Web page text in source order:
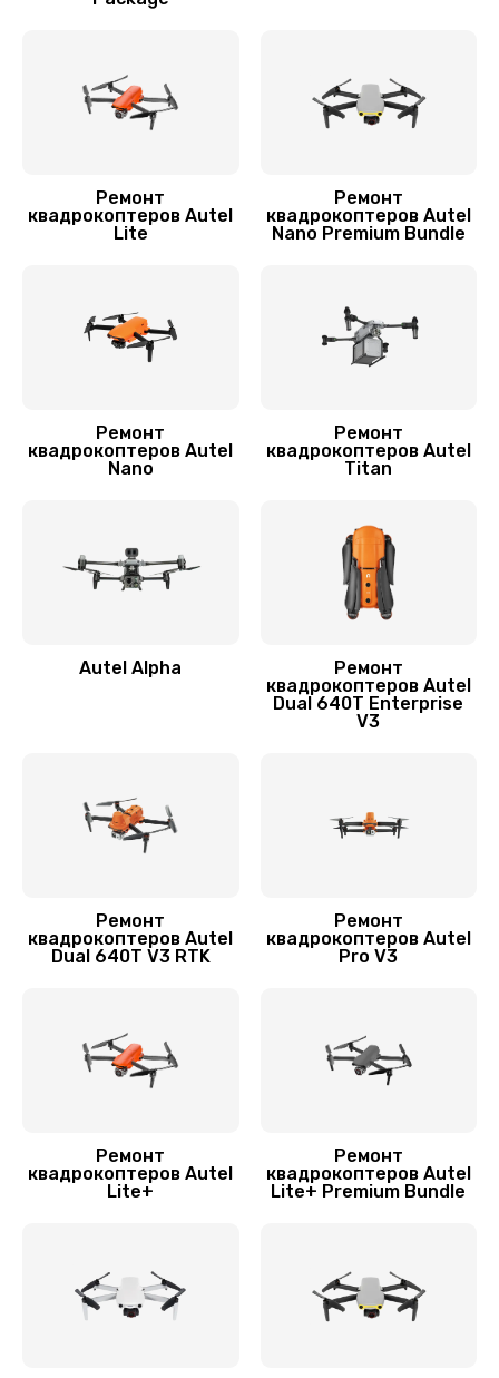
Заказать
1600 руб.
Ремонт камеры
1400 руб.
Ремонт
квадрокоптеров Autel
Lite
Ремонт
квадрокоптеров Autel
Nano Premium Bundle
Ремонт
квадрокоптеров Autel
Nano
Ремонт
квадрокоптеров Autel
Titan
Autel Alpha
Ремонт
квадрокоптеров Autel
Dual 640T Enterprise
V3
Ремонт
квадрокоптеров Autel
Dual 640T V3 RTK
Ремонт
квадрокоптеров Autel
Pro V3
Ремонт
квадрокоптеров Autel
Lite+
Ремонт
квадрокоптеров Autel
Lite+ Premium Bundle